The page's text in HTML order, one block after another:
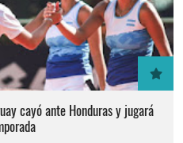
cayó ante Honduras y jugará